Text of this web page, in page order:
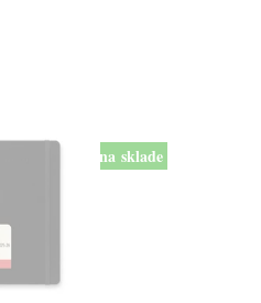
na sklade